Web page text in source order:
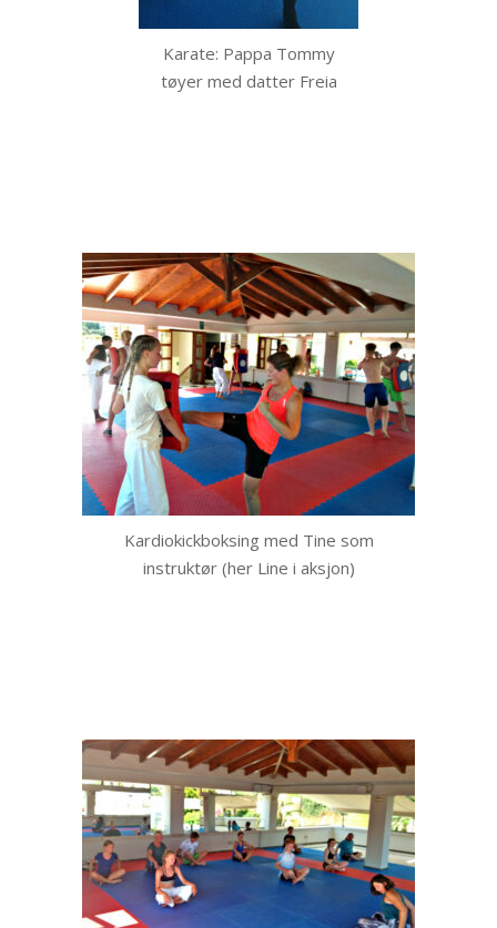
Karate: Pappa Tommy
tøyer med datter Freia
Kardiokickboksing med Tine som
instruktør (her Line i aksjon)